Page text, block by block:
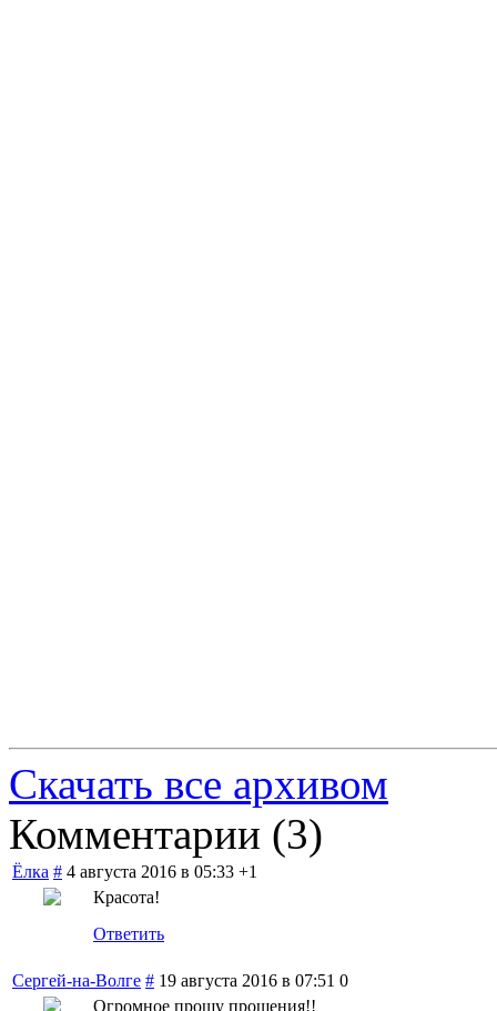
Скачать все архивом
Комментарии (3)
Ёлка # 4 августа 2016 в 05:33 +1
Красота!
Ответить
Сергей-на-Волге # 19 августа 2016 в 07:51 0
Огромное прошу прощения!!